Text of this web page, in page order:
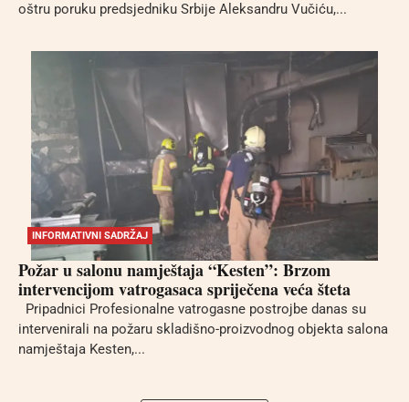
oštru poruku predsjedniku Srbije Aleksandru Vučiću,...
INFORMATIVNI SADRŽAJ
Požar u salonu namještaja “Kesten”: Brzom
intervencijom vatrogasaca spriječena veća šteta
Pripadnici Profesionalne vatrogasne postrojbe danas su
intervenirali na požaru skladišno-proizvodnog objekta salona
namještaja Kesten,...